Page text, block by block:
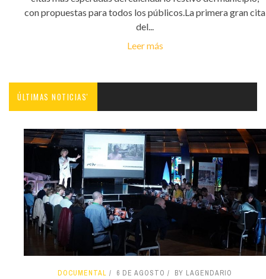
con propuestas para todos los públicos.La primera gran cita
del...
Leer más
ÚLTIMAS NOTICIAS'
DOCUMENTAL 6 DE AGOSTO BY LAGENDARIO